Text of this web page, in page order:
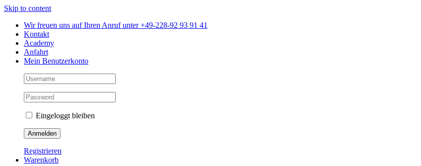
Skip to content
Wir freuen uns auf Ihren Anruf unter +49-228-92 93 91 41
Kontakt
Academy
Anfahrt
Mein Benutzerkonto
Eingeloggt bleiben
Registrieren
Warenkorb